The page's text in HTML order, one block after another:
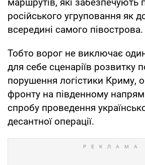
російського угруповання як
всередині самого півострова.
Тобто ворог не виключає
для себе сценаріїв розвитку
порушення логістики Криму,
фронту на південному
спробу проведення
десантної операції.